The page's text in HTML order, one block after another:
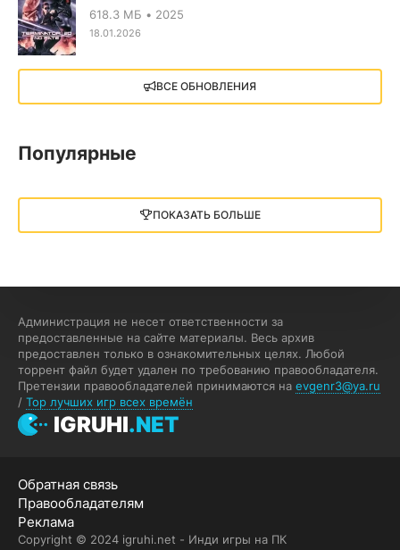
618.3 МБ 2025
18.01.2026
X4: Foundations (2018)
13.73 GB 2018
13 ГБ 2025
MAFIA: THE OLD COUNTRY
44.98 ГБ 2025
04.12.2025
5.43 ГБ
04.12.2025
ВСЕ ОБНОВЛЕНИЯ
Популярные
ПОКАЗАТЬ БОЛЬШЕ
IGRUHI.NET
Администрация не несет ответственности за
предоставленные на сайте материалы. Весь архив
предоставлен только в ознакомительных целях. Любой
торрент файл будет удален по требованию правообладателя.
Претензии правообладателей принимаются на evgenr3@ya.ru
/ Top лучших игр всех времён
Обратная связь
Правообладателям
Реклама
Copyright © 2024 igruhi.net - Инди игры на ПК